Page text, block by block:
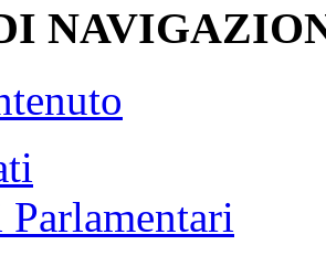
Parlamentari